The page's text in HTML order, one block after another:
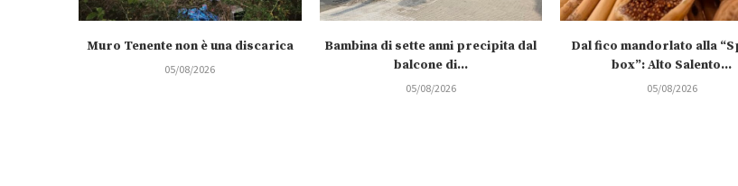
Muro Tenente non è una discarica
05/08/2026
Bambina di sette anni precipita dal
balcone di...
05/08/2026
Dal fico mandorlato alla
box”: Alto Salento...
05/08/2026